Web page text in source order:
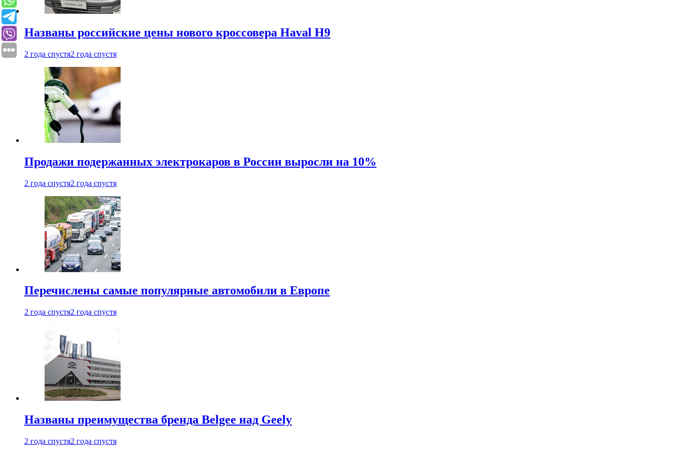
Названы российские цены нового кроссовера Haval H9
2 года спустя2 года спустя
Продажи подержанных электрокаров в России выросли на 10%
2 года спустя2 года спустя
Перечислены самые популярные автомобили в Европе
2 года спустя2 года спустя
Названы преимущества бренда Belgee над Geely
2 года спустя2 года спустя